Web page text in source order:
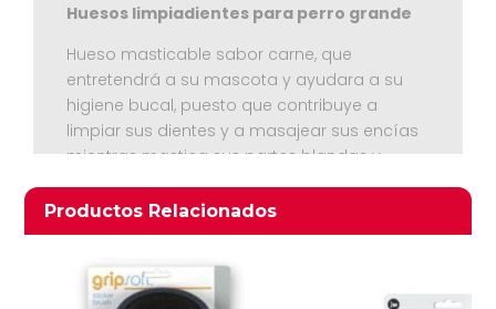
Ver Carrito
Seguir Comprando
Huesos limpiadientes para perro grande
Hueso masticable sabor carne, que
entretendrá a su mascota y ayudara a su
higiene bucal, puesto que contribuye a
limpiar sus dientes y a masajear sus encías
mientras mastica sus partes blandas y
centímetros
Productos Relacionados
Productos relacionados